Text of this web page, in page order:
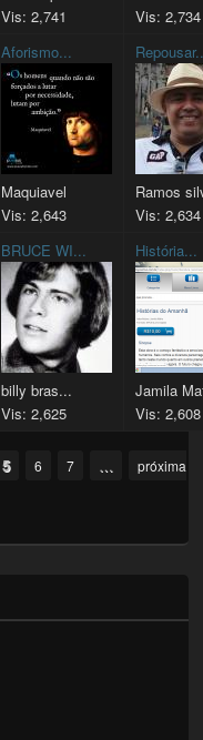
Vis: 2,741
Vis: 2,734
Aforismo...
Maquiavel
Vis: 2,643
Ramos
Vis: 2,634
BRUCE WI...
billy bras...
Vis: 2,625
História...
Jamila
Vis: 2,608
5 6 7 …
próxima